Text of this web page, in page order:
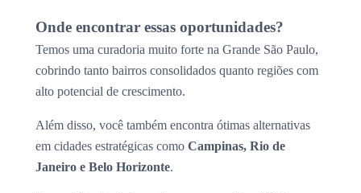
Onde encontrar essas oportunidades?
Temos uma curadoria muito forte na Grande São Paulo,
cobrindo tanto bairros consolidados quanto regiões com
alto potencial de crescimento.
Além disso, você também encontra ótimas alternativas
em cidades estratégicas como Campinas, Rio de
Janeiro e Belo Horizonte.